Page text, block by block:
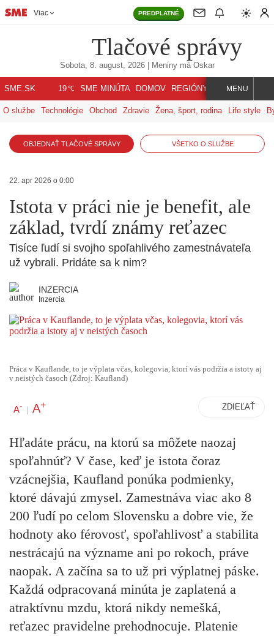
Viac PREDPLATNÉ
Tlačové správy
Sobota, 8. august, 2026| Meniny má Oskar
SME.SK 19℃ SME MINÚTA DOMOV REGIÓNY INDEX SVET
MENU
O službe Technológie Obchod Zdravie Žena, šport, rodina Life style
OBJEDNAŤ TLAČOVÉ SPRÁVY VŠETKO O SLUŽBE
22. apr 2026 o 0:00
Istota v práci nie je benefit, ale
základ, tvrdí známy reťazec
Tisíce ľudí si svojho spoľahlivého zamestnávateľa
už vybrali. Pridáte sa k nim?
INZERCIA
Inzercia
Práca v Kauflande, to je výplata včas, kolegovia, ktorí vás podržia a istoty aj
v neistých časoch (Zdroj: Kaufland)
A- | A+ ZDIEĽAŤ
Hľadáte prácu, na ktorú sa môžete naozaj
spoľahnúť? V čase, keď je istota čoraz
vzácnejšia, Kaufland ponúka podmienky,
ktoré dávajú zmysel. Zamestnáva viac ako 8
200 ľudí po celom Slovensku a dobre vie, že
hodnoty ako férovosť, spoľahlivosť a stabilita
nestrácajú na význame ani po rokoch, práve
naopak. A začína sa to už pri výplatnej páske.
Každá odpracovaná minúta je zaplatená a
atraktívnu mzdu, ktorá nikdy nemešká,
reťazec pravidelne prehodnocuje. Platenie